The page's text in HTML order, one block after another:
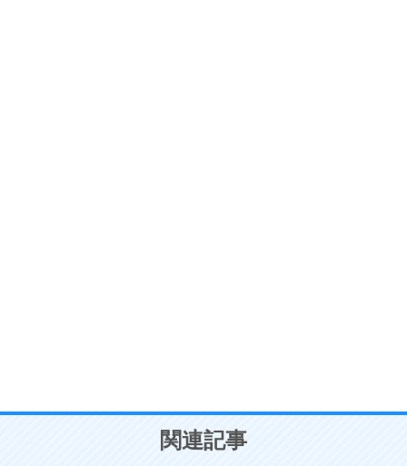
ことが大切。
関連記事